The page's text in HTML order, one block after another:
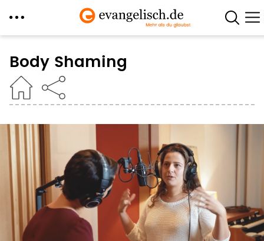
zum
Inhalt
Body Shaming